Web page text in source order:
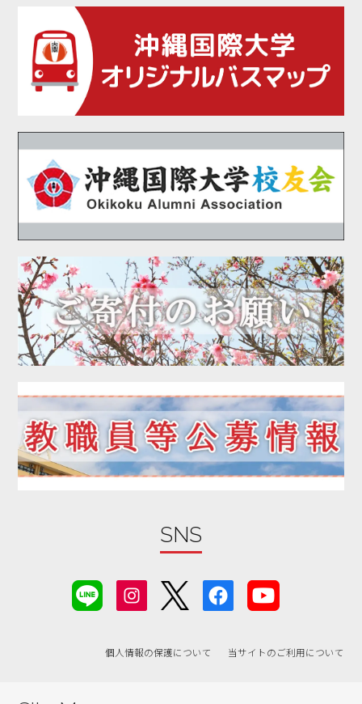
2021年04月
2021年02月
2021年01月
2020年12月
2020年11月
2020年09月
2020年08月
2020年07月
2020年06月
2020年05月
2020年04月
2020年03月
2020年01月
2019年12月
2019年11月
2019年10月
2019年09月
2019年08月
2019年03月
SNS
個人情報の保護について 当サイトのご利用について